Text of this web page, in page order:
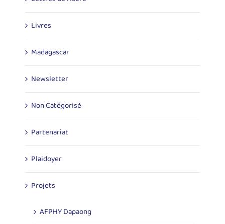
Livres
Madagascar
Newsletter
Non Catégorisé
Partenariat
Plaidoyer
Projets
AFPHY Dapaong